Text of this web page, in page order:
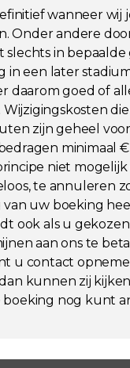
wanneer wij
Onder andere
slechts in
in een later
daarom goed of
die
zijn geheel
minimaal €
niet
te annuleren
van uw boeking
ook als u
aan ons te
u contact
kunnen zij
nog kunt